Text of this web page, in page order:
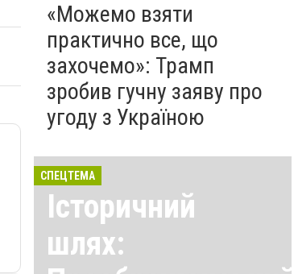
«Можемо взяти
практично все, що
захочемо»: Трамп
зробив гучну заяву про
угоду з Україною
СПЕЦТЕМА
Історичний
шлях: